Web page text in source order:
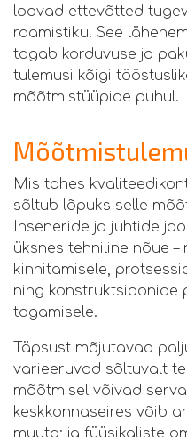
loovad ettevõtted
raamistiku. See
tagab korduvuse ja
tulemusi kõigi
mõõtmistüüpide puhul.
Mis tahes
sõltub lõpuks selle
Inseneride ja juhtide
üksnes tehniline nõue
kinnitamisele,
ning konstruktsioonide
tagamisele.
Täpsust mõjutavad
varieeruvad sõltuvalt
mõõtmisel võivad
keskkonnaseires võib
muuta; ja füüsikaliste